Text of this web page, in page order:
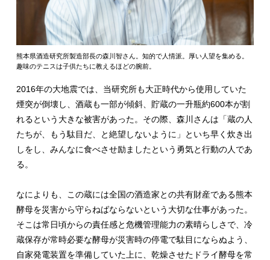
熊本県酒造研究所製造部長の森川智さん。知的で人情派。厚い人望を集める。
趣味のテニスは子供たちに教えるほどの腕前。
2016年の大地震では、当研究所も大正時代から使用していた
煙突が倒壊し、酒蔵も一部が傾斜、貯蔵の一升瓶約600本が割
れるという大きな被害があった。その際、森川さんは「蔵の人
たちが、もう駄目だ、と絶望しないように」といち早く炊き出
しをし、みんなに食べさせ励ましたという勇気と行動の人であ
る。
なによりも、この蔵には全国の酒造家との共有財産である熊本
酵母を災害から守らねばならないという大切な仕事があった。
そこは常日頃からの責任感と危機管理能力の素晴らしさで、冷
蔵保存が常時必要な酵母が災害時の停電で駄目にならぬよう、
自家発電装置を準備していた上に、乾燥させたドライ酵母を常